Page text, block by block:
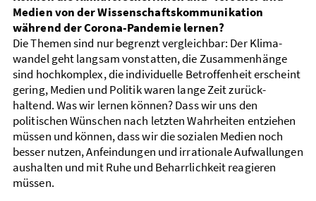
Medien von der Wissen­schafts­kommu­nikation
während der Corona-Pandemie lernen?
Die Themen sind nur begrenzt vergleichbar: Der Klima­
wandel geht langsam vonstatten, die Zusammen­hänge
sind hoch­komplex, die individuelle Betroffenheit erscheint
gering, Medien und Politik waren lange Zeit zurück­
haltend. Was wir lernen können? Dass wir uns den
politischen Wünschen nach letzten Wahrheiten entziehen
müssen und können, dass wir die sozialen Medien noch
besser nutzen, Anfein­dungen und irrationale Auf­wallungen
aushalten und mit Ruhe und Beharr­lichkeit reagieren
müssen.